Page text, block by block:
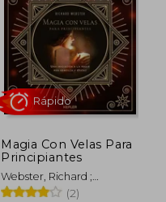
45% $
Magia Con Velas Para
Principiantes
Webster, Richard ;
Webster, Richard
(2)